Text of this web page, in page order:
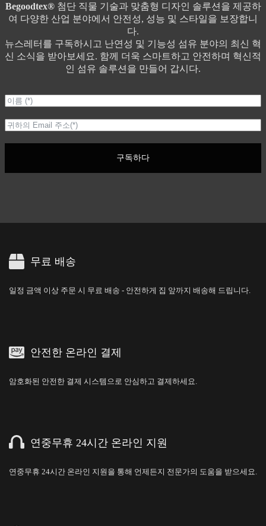
Begoodtex®첨단 직물 기술과 맞춤형 디자인 솔루션을 제공하
여 다양한 산업 분야에서 안전성, 성능 및 스타일을 보장합니
다.
뉴스레터를 구독하시고 난연성 및 기능성 섬유 분야의 최신 혁
신 소식을 받아보세요. 함께 더욱 스마트하고 안전하며 혁신적
인 섬유 솔루션을 만들어 갑시다.
구독하다
무료 배송
일정 금액 이상 주문 시 무료 배송 - 안전하게 집 앞까지 배송해 드립니다.
안전한 온라인 결제
암호화된 안전한 결제 시스템으로 안심하고 결제하세요.
연중무휴 24시간 온라인 지원
연중무휴 24시간 온라인 지원을 통해 언제든지 전문가의 도움을 받으세요.